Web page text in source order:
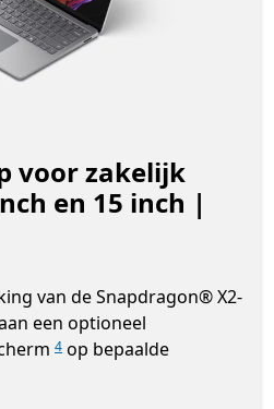
voor zakelijk
en 15 inch |
van de Snapdragon® X2-
een optioneel
4 op bepaalde